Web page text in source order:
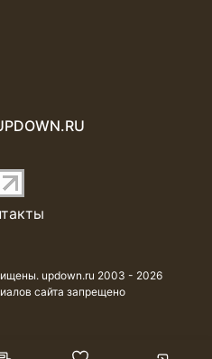
updown.ru 2003 - 2026
сайта запрещено